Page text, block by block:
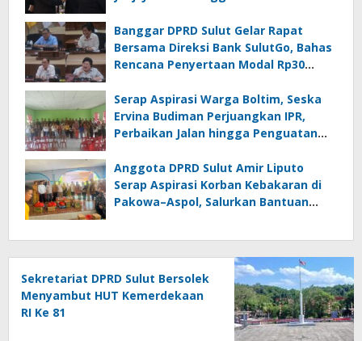
Berikan Ucapan Selamat
Banggar DPRD Sulut Gelar Rapat
Bersama Direksi Bank SulutGo, Bahas
Rencana Penyertaan Modal Rp30
Serap Aspirasi Warga Boltim, Seska
Ervina Budiman Perjuangkan IPR,
Perbaikan Jalan hingga Penguatan
Anggota DPRD Sulut Amir Liputo
Serap Aspirasi Korban Kebakaran di
Pakowa–Aspol, Salurkan Bantuan
Sekretariat DPRD Sulut Bersolek
Menyambut HUT Kemerdekaan
RI Ke 81